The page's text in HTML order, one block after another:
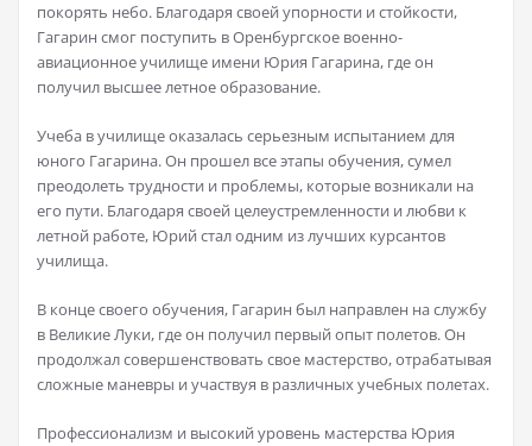
покорять небо. Благодаря своей упорности и стойкости,
Гагарин смог поступить в Оренбургское военно-
авиационное училище имени Юрия Гагарина, где он
получил высшее летное образование.
Учеба в училище оказалась серьезным испытанием для
юного Гагарина. Он прошел все этапы обучения, сумел
преодолеть трудности и проблемы, которые возникали на
его пути. Благодаря своей целеустремленности и любви к
летной работе, Юрий стал одним из лучших курсантов
училища.
В конце своего обучения, Гагарин был направлен на службу
в Великие Луки, где он получил первый опыт полетов. Он
продолжал совершенствовать свое мастерство, отрабатывая
сложные маневры и участвуя в различных учебных полетах.
Профессионализм и высокий уровень мастерства Юрия